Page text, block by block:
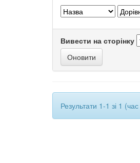
Вивести на сторінку
Результати 1-1 зі 1